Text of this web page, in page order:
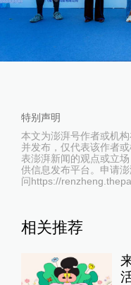
特别声明
本文为澎湃号作者或机
并发布，仅代表该作者
表澎湃新闻的观点或立
供信息发布平台。申请
问https://
相关推荐